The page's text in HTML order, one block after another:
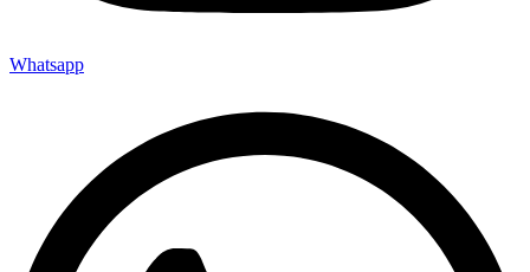
Whatsapp